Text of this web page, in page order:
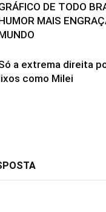
DE TODO
MAIS
a extrema direita
como Milei